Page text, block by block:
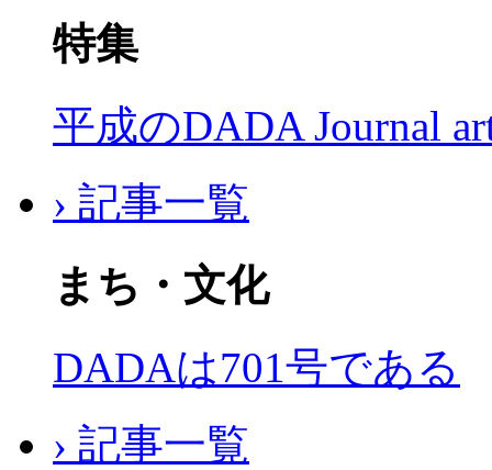
特集
平成のDADA Journal
› 記事一覧
まち・文化
DADAは701号である
› 記事一覧